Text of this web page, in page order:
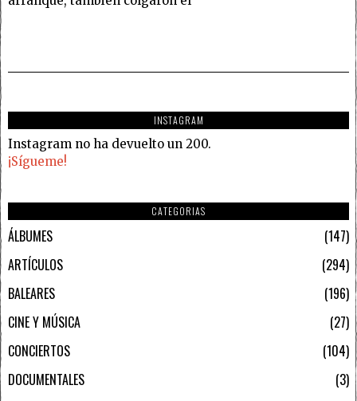
INSTAGRAM
Instagram no ha devuelto un 200.
¡Sígueme!
CATEGORIAS
ÁLBUMES
147
ARTÍCULOS
294
BALEARES
196
CINE Y MÚSICA
27
CONCIERTOS
104
DOCUMENTALES
3